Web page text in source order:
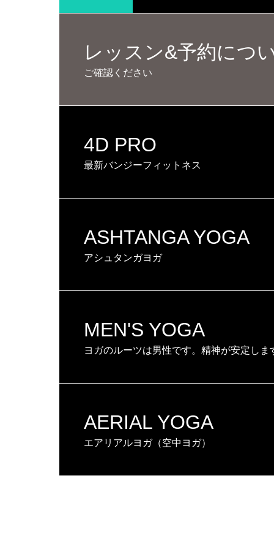
レッスン&予約につ
ご確認ください
4D PRO
最新バンジーフィットネス
ASHTANGA YOGA
アシュタンガヨガ
MEN'S YOGA
ヨガのルーツは男性です。精神が安定しま
AERIAL YOGA
エアリアルヨガ（空中ヨガ）